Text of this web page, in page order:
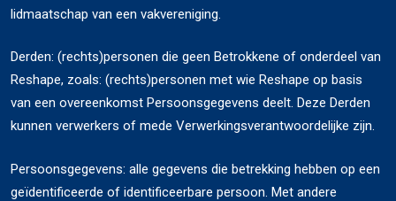
lidmaatschap van een vakvereniging.
Derden: (rechts)personen die geen Betrokkene of onderdeel van
Reshape, zoals: (rechts)personen met wie Reshape op basis
van een overeenkomst Persoonsgegevens deelt. Deze Derden
kunnen verwerkers of mede Verwerkingsverantwoordelijke zijn.
Persoonsgegevens: alle gegevens die betrekking hebben op een
geïdentificeerde of identificeerbare persoon. Met andere